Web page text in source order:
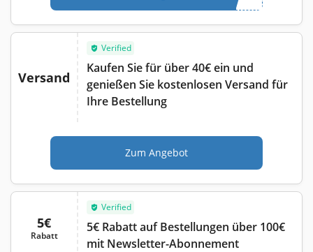
Versand
Verified
Kaufen Sie für über 40€ ein und
genießen Sie kostenlosen Versand für
Ihre Bestellung
Zum Angebot
5€
Rabatt
Verified
5€ Rabatt auf Bestellungen über 100€
mit Newsletter-Abonnement